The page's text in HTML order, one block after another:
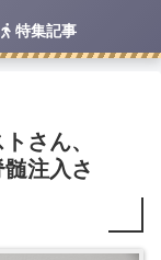
特集記事
さん、
注入さ